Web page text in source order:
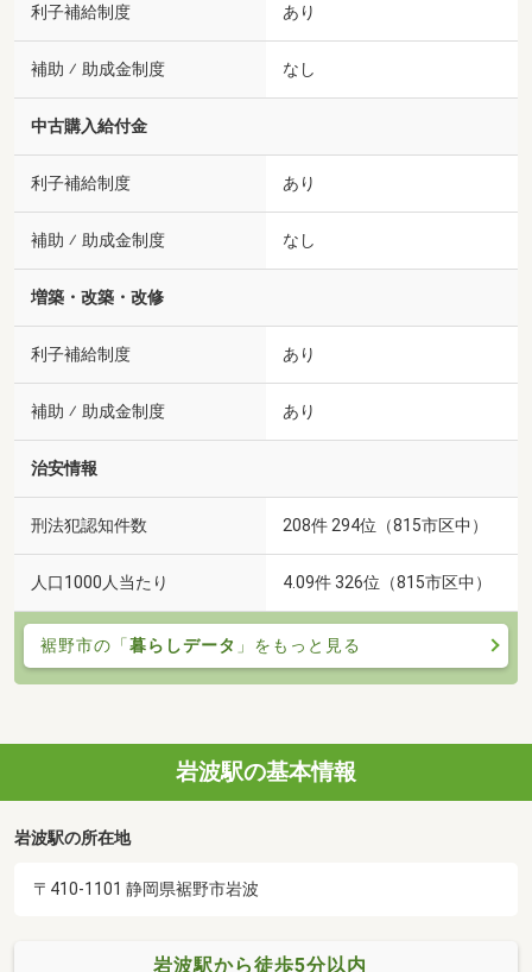
利子補給制度 あり
補助 ⁄ 助成金制度 なし
中古購入給付金
利子補給制度 あり
補助 ⁄ 助成金制度 なし
増築・改築・改修
利子補給制度 あり
補助 ⁄ 助成金制度 あり
治安情報
刑法犯認知件数 208件 294位（815市区中）
人口1000人当たり 4.09件 326位（815市区中）
裾野市の「暮らしデータ 」をもっと見る
岩波駅の基本情報
岩波駅の所在地
〒410-1101 静岡県裾野市岩波
岩波駅から徒歩5分以内